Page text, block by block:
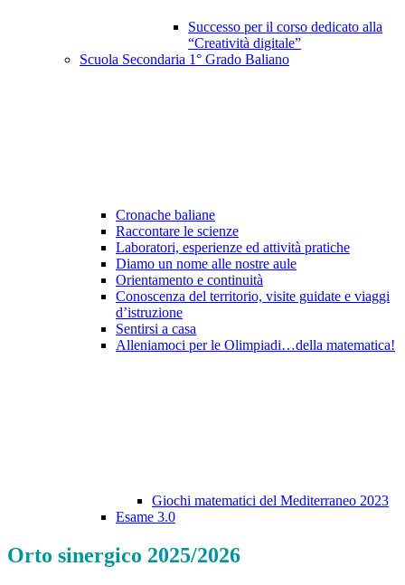
Successo per il corso dedicato alla
“Creatività digitale”
Scuola Secondaria 1° Grado Baliano
Cronache baliane
Raccontare le scienze
Laboratori, esperienze ed attività pratiche
Diamo un nome alle nostre aule
Orientamento e continuità
Conoscenza del territorio, visite guidate e viaggi
d’istruzione
Sentirsi a casa
Alleniamoci per le Olimpiadi…della matematica!
Giochi matematici del Mediterraneo 2023
Esame 3.0
Orto sinergico 2025/2026